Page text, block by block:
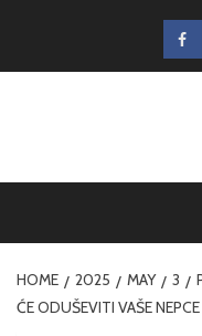
HOME 2025 MAY 3
ĆE ODUŠEVITI VAŠE NEPCE